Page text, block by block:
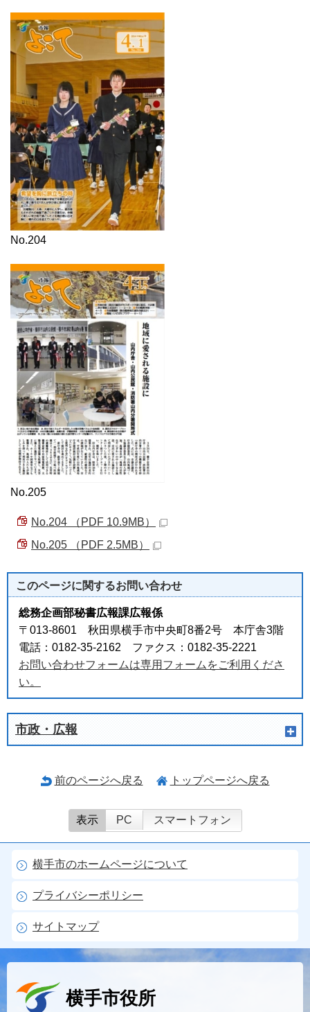
No.204
No.205
No.204 （PDF 10.9MB）
No.205 （PDF 2.5MB）
このページに関するお問い合わせ
総務企画部秘書広報課広報係
〒013-8601 秋田県横手市中央町8番2号 本庁舎3階
電話：0182-35-2162 ファクス：0182-35-2221
お問い合わせフォームは専用フォームをご利用くださ
い。
市政・広報
前のページへ戻る トップページへ戻る
表示 PC スマートフォン
横手市のホームページについて
プライバシーポリシー
サイトマップ
横手市役所